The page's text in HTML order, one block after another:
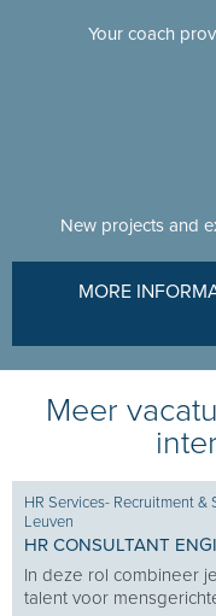
Your coach
New projects and
MORE
Meer
HR Services- Recruitment &
Leuven
HR CONSULTANT
In deze rol combineer
talent voor